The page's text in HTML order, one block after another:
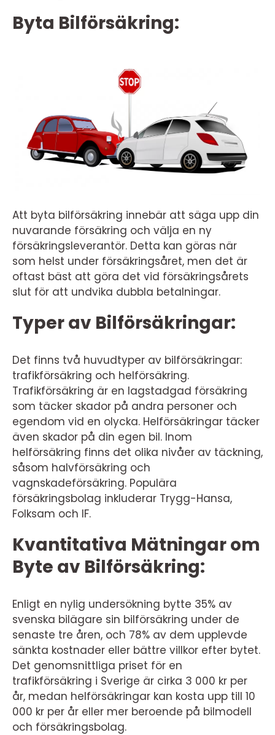
Byta Bilförsäkring:
Att byta bilförsäkring innebär att säga upp din
nuvarande försäkring och välja en ny
försäkringsleverantör. Detta kan göras när
som helst under försäkringsåret, men det är
oftast bäst att göra det vid försäkringsårets
slut för att undvika dubbla betalningar.
Typer av Bilförsäkringar:
Det finns två huvudtyper av bilförsäkringar:
trafikförsäkring och helförsäkring.
Trafikförsäkring är en lagstadgad försäkring
som täcker skador på andra personer och
egendom vid en olycka. Helförsäkringar täcker
även skador på din egen bil. Inom
helförsäkring finns det olika nivåer av täckning,
såsom halvförsäkring och
vagnskadeförsäkring. Populära
försäkringsbolag inkluderar Trygg-Hansa,
Folksam och IF.
Kvantitativa Mätningar om
Byte av Bilförsäkring:
Enligt en nylig undersökning bytte 35% av
svenska bilägare sin bilförsäkring under de
senaste tre åren, och 78% av dem upplevde
sänkta kostnader eller bättre villkor efter bytet.
Det genomsnittliga priset för en
trafikförsäkring i Sverige är cirka 3 000 kr per
år, medan helförsäkringar kan kosta upp till 10
000 kr per år eller mer beroende på bilmodell
och försäkringsbolag.